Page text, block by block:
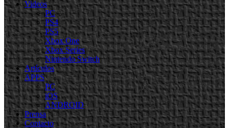
Videos
PC
PS4
PS5
Xbox One
Xbox Series
Nintendo Switch
Artículos
APPS
PC
iOS
ANDROID
Prensa
Contacto